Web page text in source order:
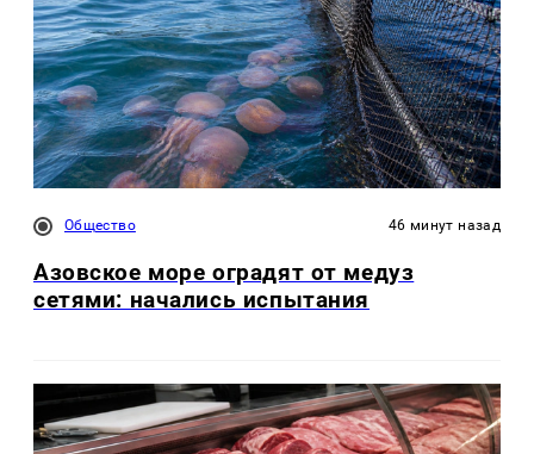
Общество 46 минут назад
Азовское море оградят от медуз
сетями: начались испытания